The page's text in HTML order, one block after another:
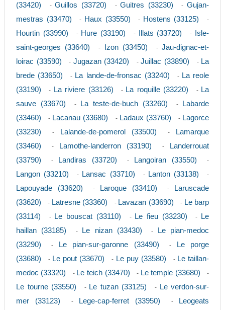
(33420)
-Guillos (33720) -Guitres (33230) -Gujan-
mestras (33470)
- Haux (33550) - Hostens (33125) -
Hourtin (33990) - Hure (33190) - Illats (33720) -
Isle-
saint-georges (33640)
- Izon (33450) -Jau-dignac-et-
loirac (33590)
- Jugazan (33420) -Juillac (33890) - La
brede (33650)
- La lande-de-fronsac (33240) - La reole
(33190)
- La riviere (33126) - La roquille (33220) - La
sauve (33670)
- La teste-de-buch (33260) -
Labarde
(33460)
- Lacanau (33680) - Ladaux (33760) - Lagorce
(33230)
- Lalande-de-pomerol (33500) -
Lamarque
(33460)
- Lamothe-landerron (33190) -
Landerrouat
(33790)
- Landiras (33720) - Langoiran (33550) -
Langon (33210) - Lansac (33710) - Lanton (33138) -
Lapouyade (33620) - Laroque (33410) -
Laruscade
(33620)
- Latresne (33360) - Lavazan (33690) - Le barp
(33114)
- Le bouscat (33110) - Le fieu (33230) -
Le
haillan (33185)
- Le nizan (33430) -
Le pian-medoc
(33290)
- Le pian-sur-garonne (33490) -
Le porge
(33680)
- Le pout (33670) - Le puy (33580) - Le taillan-
medoc (33320)
- Le teich (33470) - Le temple (33680) -
Le tourne (33550) - Le tuzan (33125) - Le verdon-sur-
mer (33123)
- Lege-cap-ferret (33950) -
Leogeats